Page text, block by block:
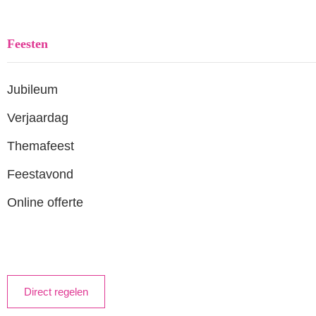
Feesten
Jubileum
Verjaardag
Themafeest
Feestavond
Online offerte
Direct regelen